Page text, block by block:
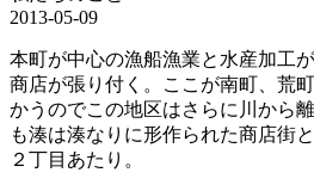
2013-05-09
本町が中心の漁船漁業と水産加工
商店が張り付く。ここが南町、荒
かうのでこの地区はさらに川から
も湊は湊なりに形作られた商店街
２丁目あたり。